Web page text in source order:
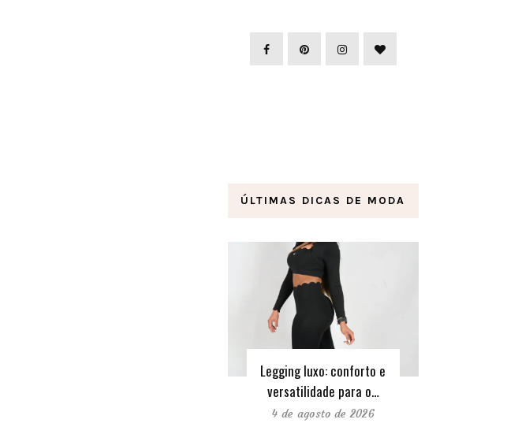
ÚLTIMAS DICAS DE MODA
Legging luxo: conforto e
versatilidade para o…
4 de agosto de 2026